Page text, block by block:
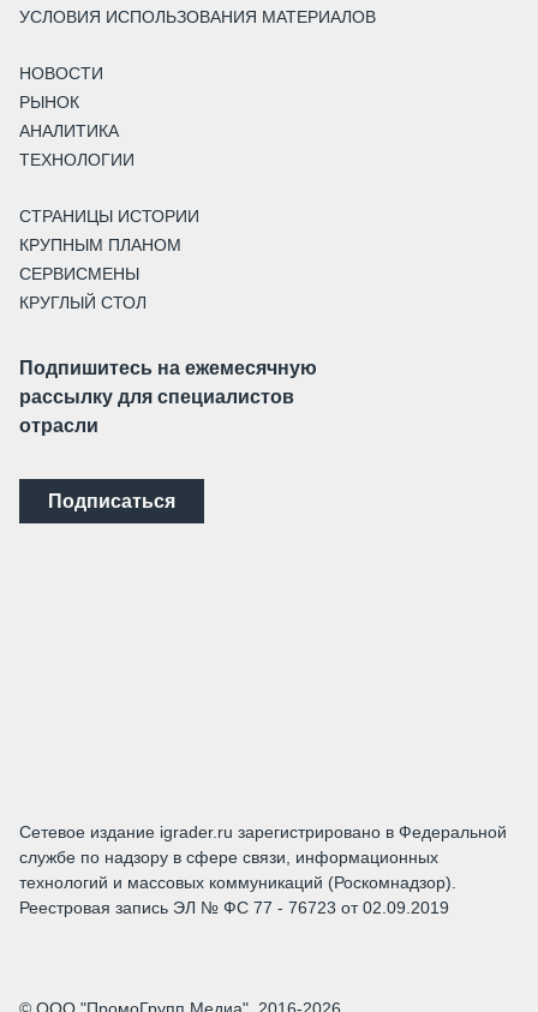
УСЛОВИЯ ИСПОЛЬЗОВАНИЯ МАТЕРИАЛОВ
НОВОСТИ
РЫНОК
АНАЛИТИКА
ТЕХНОЛОГИИ
СТРАНИЦЫ ИСТОРИИ
КРУПНЫМ ПЛАНОМ
СЕРВИСМЕНЫ
КРУГЛЫЙ СТОЛ
Подпишитесь на ежемесячную
рассылку для специалистов
отрасли
Подписаться
Сетевое издание igrader.ru зарегистрировано в Федеральной
службе по надзору в сфере связи, информационных
технологий и массовых коммуникаций (Роскомнадзор).
Реестровая запись ЭЛ № ФС 77 - 76723 от 02.09.2019